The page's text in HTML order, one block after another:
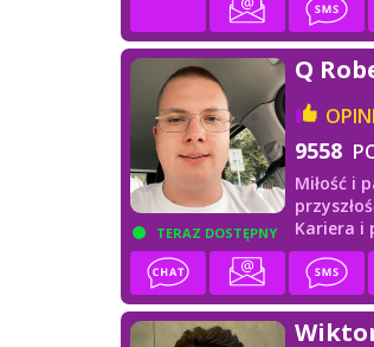
TERAZ DOSTĘPNY
Q
9558
Miłość i
Kariera i